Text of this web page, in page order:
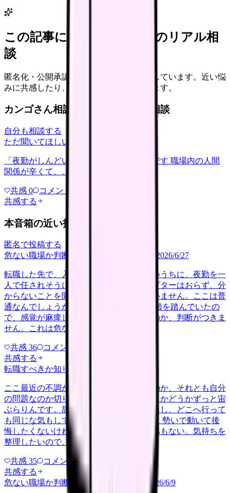
この記事に近い看護師さんのリアル相
談
匿名化・公開承認済みの本音だけを表示しています。近い悩
みに共感したり、自分の状況を投稿できます。
カンゴさん相談室から共有された相談
自分も相談する
ただ聞いてほしい
「夜勤がしんどい」について相談したいです 職場内の人間
関係が辛くて、、、
共感 0 コメント
共感する
本音箱の近い投稿
匿名で投稿する
危ない職場か判断してほしい
2026/6/27
転職した先で、入職して二ヶ月も経たないうちに、夜勤を一
人で任されそうになっています。プリセプターはおらず、分
からないことを聞ける相手も日によっていません。ここは普
通なんでしょうか。 前の職場はもっと段階を踏んでいたの
で、感覚が麻痺しているのか自分が甘いのか、判断がつきま
せん。これは危ない環境なのか…
共感 36 コメント
共感する
転職すべきか知りたい
ここ最近の不調が、職場の環境のせいなのか、それとも自分
の問題なのか切り分けられず、転職すべきかどうかずっと宙
ぶらりんです。辞めれば楽になる気もするし、どこへ行って
も同じな気もして、決め手がありません。 勢いで動いて後
悔したくないけれど、このまま留まる根拠もない。気持ちを
整理したいので、判断材料の集…
共感 35 コメント2
共感する
危ない職場か判断してほしい
2026/6/9